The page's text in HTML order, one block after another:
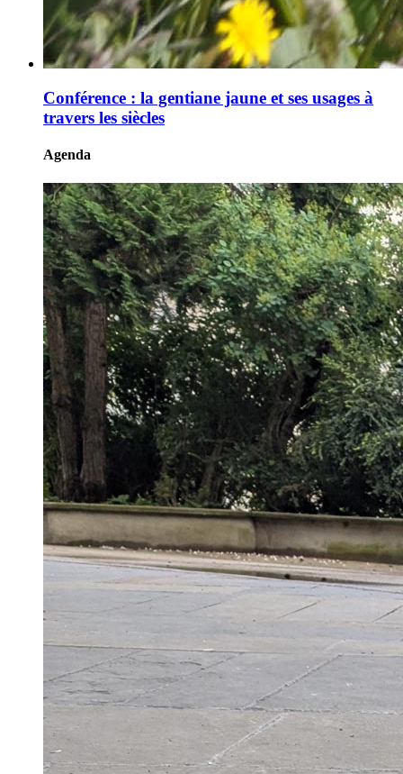
Conférence : la gentiane jaune et ses usages à
travers les siècles
Agenda